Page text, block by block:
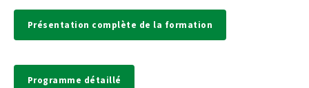
Présentation complète de la formation
Programme détaillé